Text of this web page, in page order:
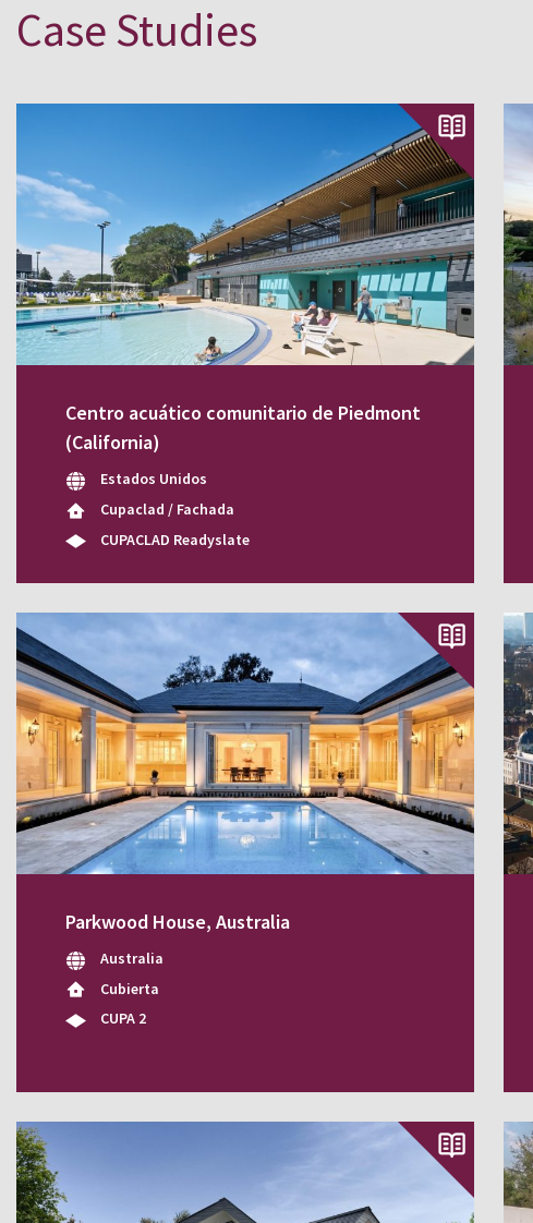
alrededor de todo el mundo.
Case Studies
Centro acuático comunitario de Piedmont
(California)
Estados Unidos
Cupaclad / Fachada
CUPACLAD Readyslate
Parkwood House, Australia
Australia
Cubierta
CUPA 2